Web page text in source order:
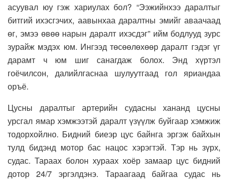
асуувал юу гэж хариулах бол? “Ээжийнхээ даралтыг
битгий ихэсгэчих, аавынхаа даралтны эмийг аваачаад
өг, эмээ өвөө нарын даралт ихэсдэг” ийм бодлууд зурс
зурайж мэдэх юм. Ингээд төсөөлөхөөр даралт гэдэг үг
дарамт ч юм шиг санагдаж болох. Энд хүртэл
гоёчилсон, далийлгаснаа шулуутгаад гол яриандаа
оръё.
Цусны даралтыг артерийн судасны хананд цусны
урсгал ямар хэмжээтэй даралт үзүүлж буйгаар хэмжиж
тодорхойлно. Бидний биеэр цус байнга эргэж байхын
тулд бидэнд мотор бас нацос хэрэгтэй. Тэр нь зүрх,
судас. Тараах болон хураах хоёр замаар цус бидний
дотор 24/7 эргэлдэнэ. Тараагаад байгаа судас нь